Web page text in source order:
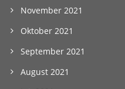
November 2021
Oktober 2021
September 2021
August 2021